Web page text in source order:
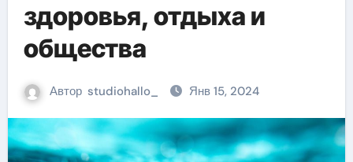
здоровья, отдыха и
общества
Автор studiohallo_ Янв 15, 2024